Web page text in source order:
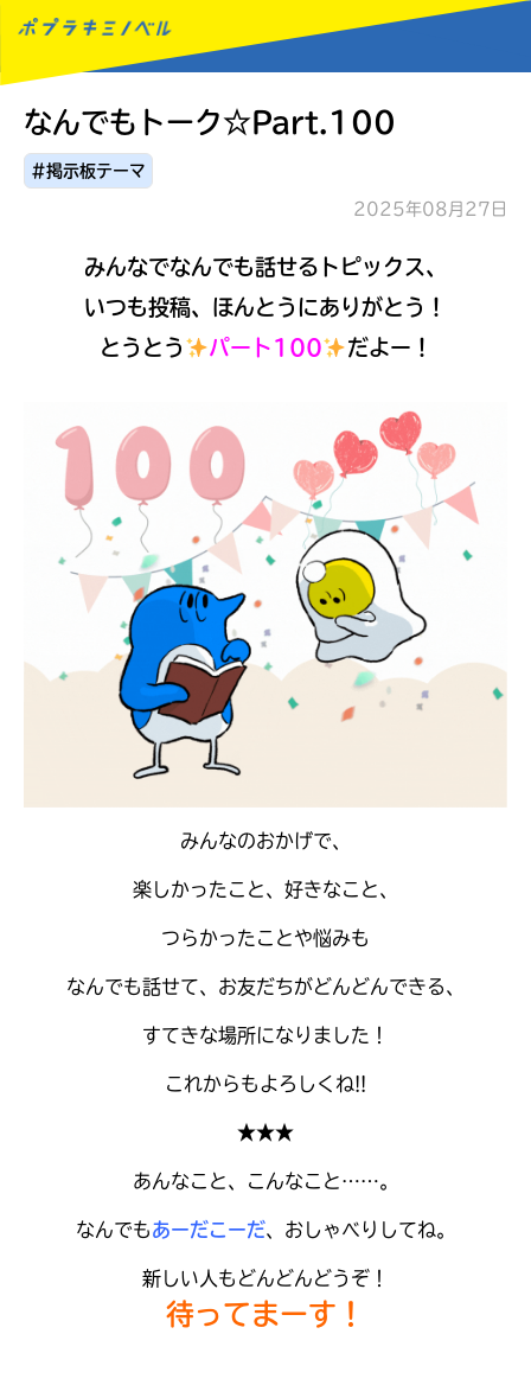
MENU
読みたい本が
見つかる
本を飛び出して
なんでもトーク☆Part.100
#掲示板テーマ
2025年08月27日
みんなでなんでも話せるトピックス、
いつも投稿、ほんとうにありがとう！
とうとう
パート100 だよー！
みんなのおかげで、
楽しかったこと、好きなこと、
つらかったことや悩みも
なんでも話せて、お友だちがどんどんできる、
すてきな場所になりました！
これからもよろしくね!!
★★★
あんなこと、こんなこと……。
なんでもあーだこーだ、おしゃべりしてね。
新しい人もどんどんどうぞ！
待ってまーす！